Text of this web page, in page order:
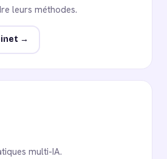
leurs méthodes.
→
multi-IA.